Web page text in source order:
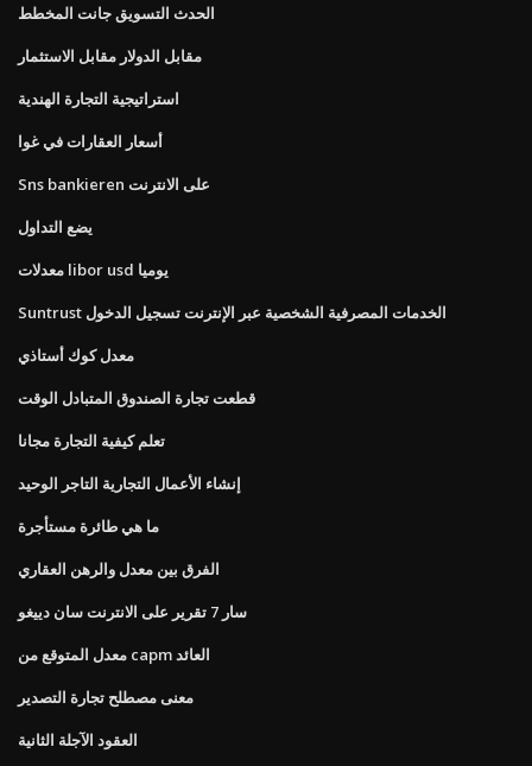
الحدث التسويق جانت المخطط
مقابل الدولار مقابل الاستثمار
استراتيجية التجارة الهندية
أسعار العقارات في غوا
Sns bankieren على الانترنت
يضع التداول
معدلات libor usd يوميا
Suntrust الخدمات المصرفية الشخصية عبر الإنترنت تسجيل الدخول
معدل كوك أستاذي
قطعت تجارة الصندوق المتبادل الوقت
تعلم كيفية التجارة مجانا
إنشاء الأعمال التجارية التاجر الوحيد
ما هي طائرة مستأجرة
الفرق بين معدل والرهن العقاري
سار 7 تقرير على الانترنت سان دييغو
معدل المتوقع من capm العائد
معنى مصطلح تجارة التصدير
العقود الآجلة الثانية